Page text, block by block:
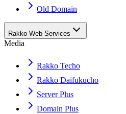
Old Domain
Rakko Web Services
Media
Rakko Techo
Rakko Daifukucho
Server Plus
Domain Plus